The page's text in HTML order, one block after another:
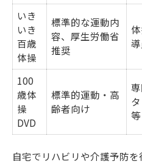
いき
いき
百歳
体操
標準的な運動内
容、厚生労働省
推奨
100
歳体
操
DVD
標準的運動・高
齢者向け
等
自宅でリハビリや介護予防